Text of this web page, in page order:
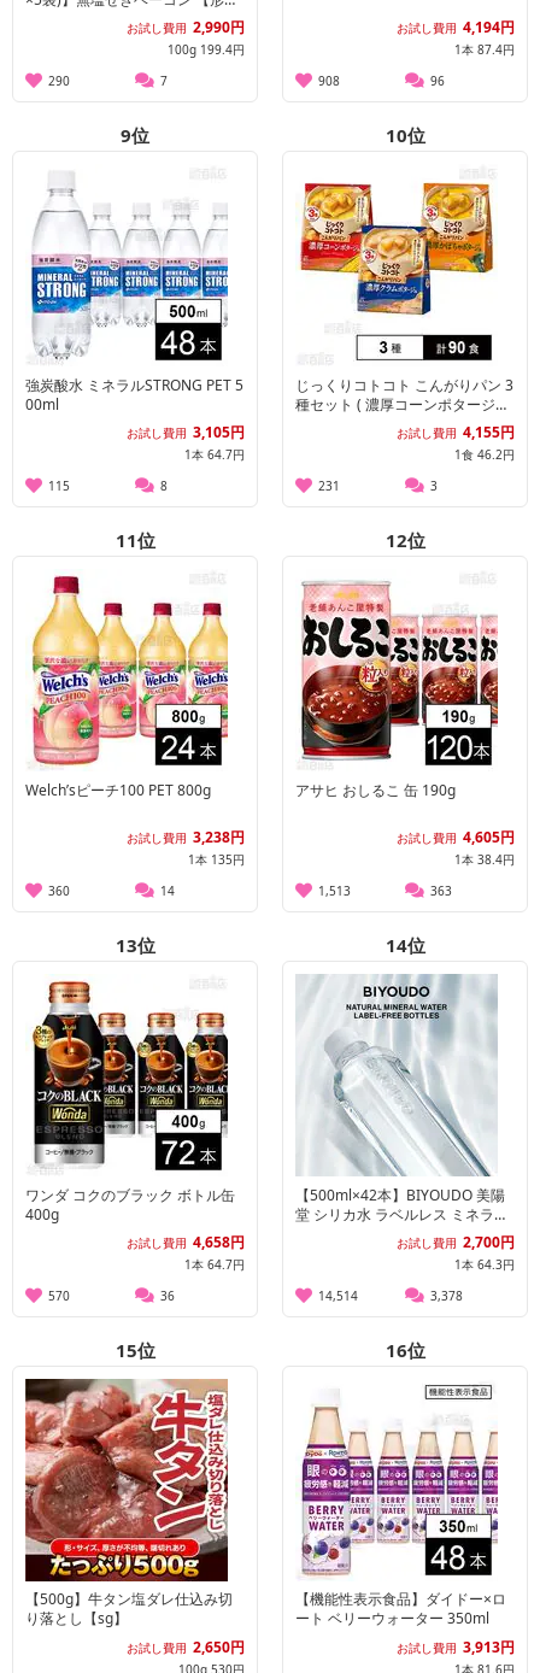
お試し費用 2,990円
100g 199.4円
290
7
お試し費用 4,194円
1本 87.4円
908
96
9位
強炭酸水 ミネラルSTRONG PET 5
00ml
お試し費用 3,105円
1本 64.7円
115
8
10位
じっくりコトコト こんがりパン 3
種セット ( 濃厚コーンポタージュ
/ 濃厚かぼちゃポタージュ / 濃厚
クラムポタージュ )お試し費用 4,155円
1食 46.2円
231
3
11位
Welch’sピーチ100 PET 800g
お試し費用 3,238円
1本 135円
360
14
12位
アサヒ おしるこ 缶 190g
お試し費用 4,605円
1本 38.4円
1,513
363
13位
ワンダ コクのブラック ボトル缶
400g
お試し費用 4,658円
1本 64.7円
570
36
14位
【500ml×42本】BIYOUDO 美陽
堂 シリカ水 ラベルレス ミネラル
ウォーター完全国産天然水
お試し費用 2,700円
1本 64.3円
14,514
3,378
15位
【500g】牛タン塩ダレ仕込み切
り落とし【sg】
お試し費用 2,650円
100g 530円
16位
【機能性表示食品】ダイドー×ロ
ート ベリーウォーター 350ml
お試し費用 3,913円
1本 81.6円